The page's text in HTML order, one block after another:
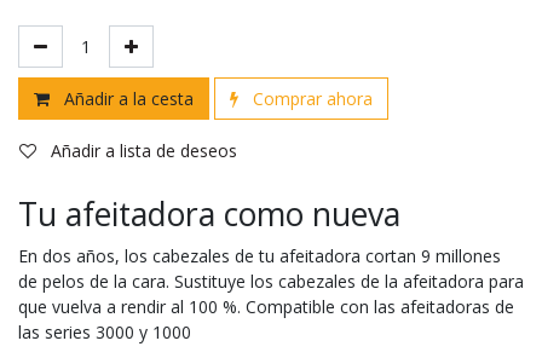
Añadir a la cesta Comprar ahora
Añadir a lista de deseos
Tu afeitadora como nueva
En dos años, los cabezales de tu afeitadora cortan 9 millones
de pelos de la cara. Sustituye los cabezales de la afeitadora para
que vuelva a rendir al 100 %. Compatible con las afeitadoras de
las series 3000 y 1000